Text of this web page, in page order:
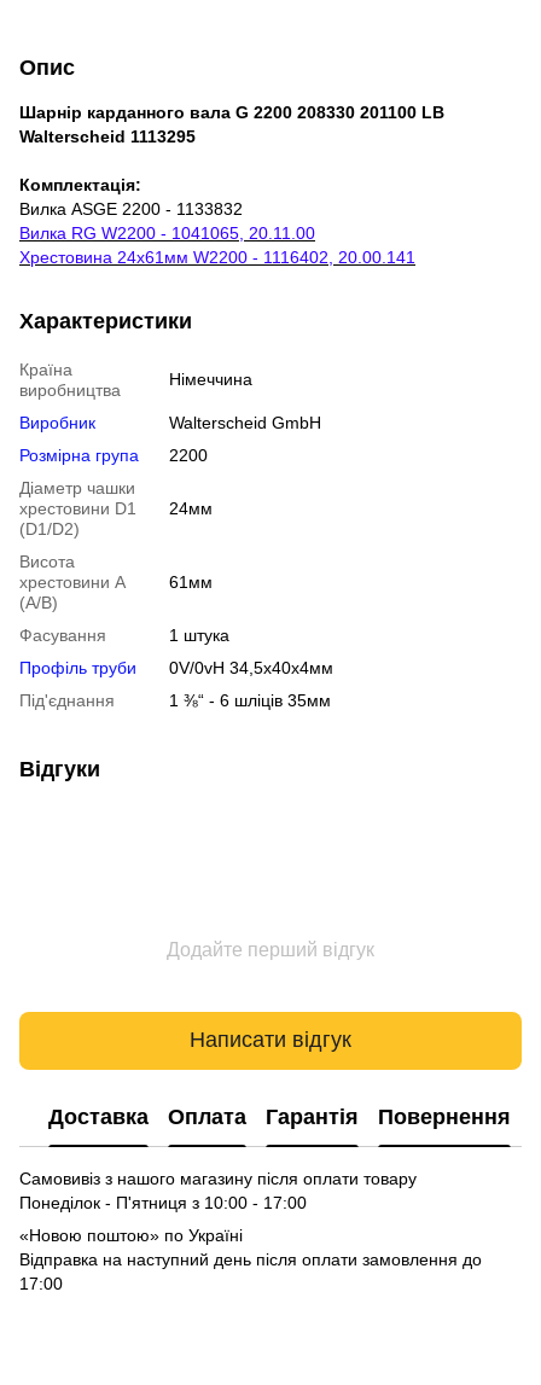
Опис
Шарнір карданного вала G 2200 208330 201100 LB
Walterscheid 1113295
Комплектація:
Вилка ASGE 2200 - 1133832
Вилка RG W2200 - 1041065, 20.11.00
Хрестовина 24х61мм W2200 - 1116402, 20.00.141
Характеристики
Країна
виробництва
Німеччина
Виробник
Walterscheid GmbH
Розмірна група
2200
Діаметр чашки
хрестовини D1
(D1/D2)
24мм
Висота
хрестовини A
(A/B)
61мм
Фасування
1 штука
Профіль труби
0V/0vH 34,5х40х4мм
Під'єднання
1 ⅜“ - 6 шліців 35мм
Відгуки
Додайте перший відгук
Написати відгук
Доставка Оплата Гарантія Повернення
Самовивіз з нашого магазину після оплати товару
Понеділок - П'ятниця з 10:00 - 17:00
«Новою поштою» по Україні
Відправка на наступний день після оплати замовлення до
17:00